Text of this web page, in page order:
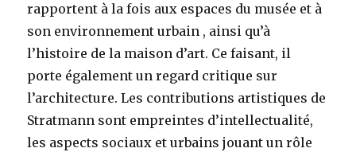
rapportent à la fois aux espaces du musée et à
son environnement urbain , ainsi qu’à
l’histoire de la maison d’art. Ce faisant, il
porte également un regard critique sur
l’architecture. Les contributions artistiques de
Stratmann sont empreintes d’intellectualité,
les aspects sociaux et urbains jouant un rôle